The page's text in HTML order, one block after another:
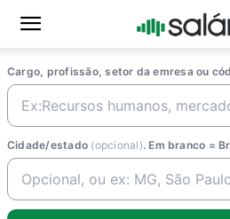
Cargo, profissão, setor da emresa ou
Cidade/estado (opcional). Em branco =